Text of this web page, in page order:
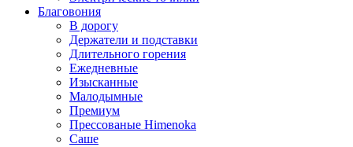
Благовония
В дорогу
Держатели и подставки
Длительного горения
Ежедневные
Изысканные
Малодымные
Премиум
Прессованые Himenoka
Саше